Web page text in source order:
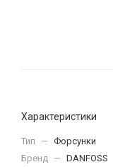
Характеристики
Тип — Форсунки
Бренд — DANFOSS